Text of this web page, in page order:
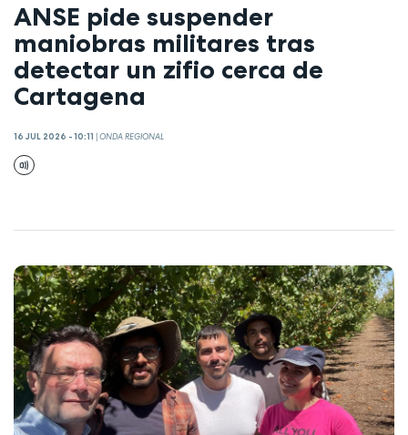
ANSE pide suspender
maniobras militares tras
detectar un zifio cerca de
Cartagena
16 JUL 2026 - 10:11 |ONDA REGIONAL